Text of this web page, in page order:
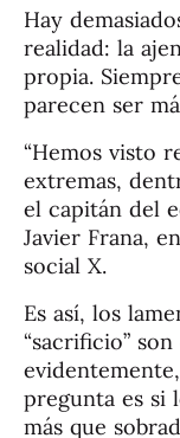
Hay
realidad: la
propia.
parecen ser
“Hemos visto
extremas,
el capitán del
Javier Frana,
social X.
Es así, los
“sacrificio”
pregunta es si
más que